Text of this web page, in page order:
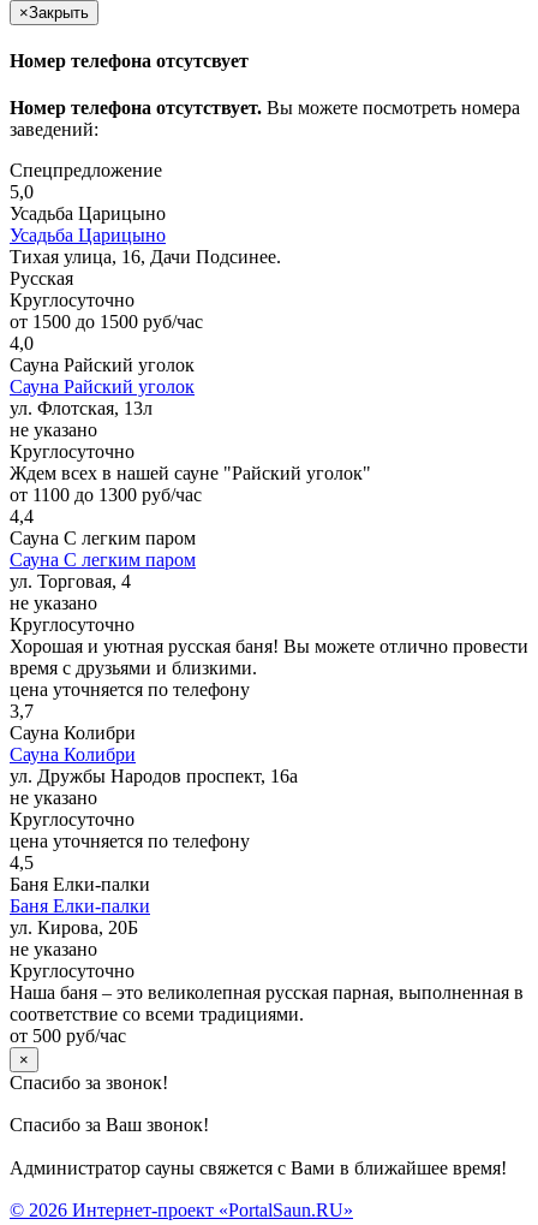
×Закрыть
Номер телефона отсутсвует
Номер телефона отсутствует. Вы можете посмотреть номера
заведений:
Спецпредложение
5,0
Усадьба Царицыно
Усадьба Царицыно
Тихая улица, 16, Дачи Подсинее.
Русская
Круглосуточно
от 1500 до 1500 руб/час
4,0
Сауна Райский уголок
Сауна Райский уголок
ул. Флотская, 13л
не указано
Круглосуточно
Ждем всех в нашей сауне "Райский уголок"
от 1100 до 1300 руб/час
4,4
Сауна С легким паром
Сауна С легким паром
ул. Торговая, 4
не указано
Круглосуточно
Хорошая и уютная русская баня! Вы можете отлично провести
время с друзьями и близкими.
цена уточняется по телефону
3,7
Сауна Колибри
Сауна Колибри
ул. Дружбы Народов проспект, 16а
не указано
Круглосуточно
цена уточняется по телефону
4,5
Баня Елки-палки
Баня Елки-палки
ул. Кирова, 20Б
не указано
Круглосуточно
Наша баня – это великолепная русская парная, выполненная в
соответствие со всеми традициями.
от 500 руб/час
×
Спасибо за звонок!
Спасибо за Ваш звонок!
Администратор сауны свяжется с Вами в ближайшее время!
© 2026 Интернет-проект «PortalSaun.RU»